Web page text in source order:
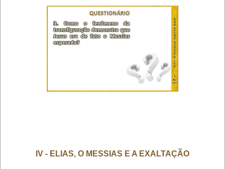
IV - ELIAS, O MESSIAS E A EXALTAÇÃO